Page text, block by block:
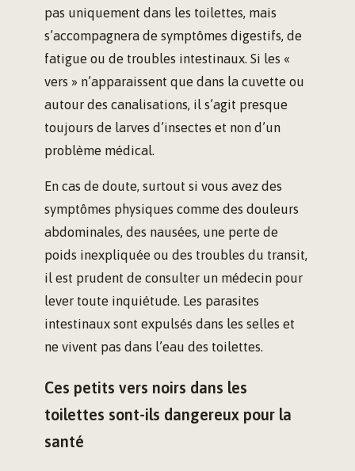
pas uniquement dans les toilettes, mais
s’accompagnera de symptômes digestifs, de
fatigue ou de troubles intestinaux. Si les «
vers » n’apparaissent que dans la cuvette ou
autour des canalisations, il s’agit presque
toujours de larves d’insectes et non d’un
problème médical.
En cas de doute, surtout si vous avez des
symptômes physiques comme des douleurs
abdominales, des nausées, une perte de
poids inexpliquée ou des troubles du transit,
il est prudent de consulter un médecin pour
lever toute inquiétude. Les parasites
intestinaux sont expulsés dans les selles et
ne vivent pas dans l’eau des toilettes.
Ces petits vers noirs dans les
toilettes sont-ils dangereux pour la
santé